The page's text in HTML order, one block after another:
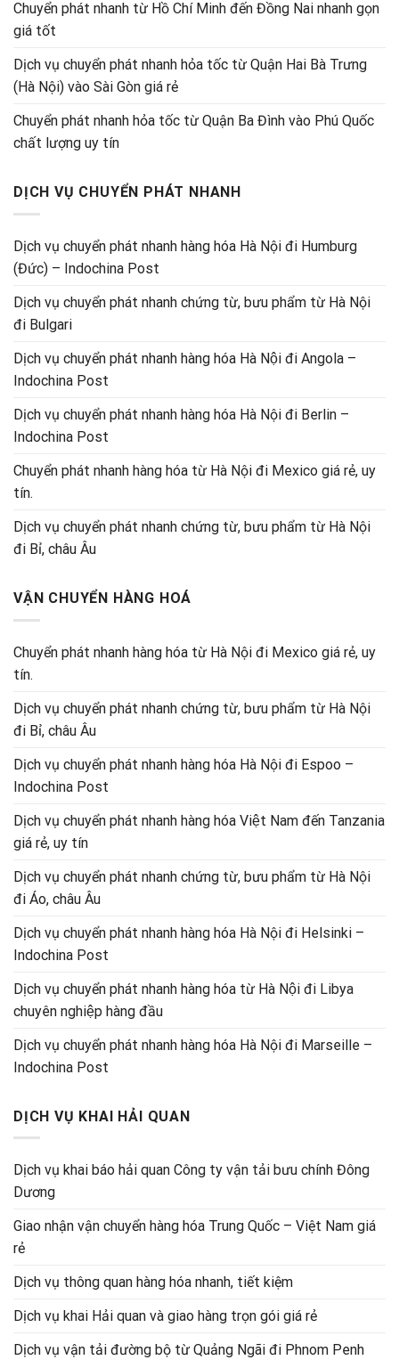
Chuyển phát nhanh từ Hồ Chí Minh đến Đồng Nai nhanh gọn
giá tốt
Dịch vụ chuyển phát nhanh hỏa tốc từ Quận Hai Bà Trưng
(Hà Nội) vào Sài Gòn giá rẻ
Chuyển phát nhanh hỏa tốc từ Quận Ba Đình vào Phú Quốc
chất lượng uy tín
DỊCH VỤ CHUYỂN PHÁT NHANH
Dịch vụ chuyển phát nhanh hàng hóa Hà Nội đi Humburg
(Đức) – Indochina Post
Dịch vụ chuyển phát nhanh chứng từ, bưu phẩm từ Hà Nội
đi Bulgari
Dịch vụ chuyển phát nhanh hàng hóa Hà Nội đi Angola –
Indochina Post
Dịch vụ chuyển phát nhanh hàng hóa Hà Nội đi Berlin –
Indochina Post
Chuyển phát nhanh hàng hóa từ Hà Nội đi Mexico giá rẻ, uy
tín.
Dịch vụ chuyển phát nhanh chứng từ, bưu phẩm từ Hà Nội
đi Bỉ, châu Âu
VẬN CHUYỂN HÀNG HOÁ
Chuyển phát nhanh hàng hóa từ Hà Nội đi Mexico giá rẻ, uy
tín.
Dịch vụ chuyển phát nhanh chứng từ, bưu phẩm từ Hà Nội
đi Bỉ, châu Âu
Dịch vụ chuyển phát nhanh hàng hóa Hà Nội đi Espoo –
Indochina Post
Dịch vụ chuyển phát nhanh hàng hóa Việt Nam đến Tanzania
giá rẻ, uy tín
Dịch vụ chuyển phát nhanh chứng từ, bưu phẩm từ Hà Nội
đi Áo, châu Âu
Dịch vụ chuyển phát nhanh hàng hóa Hà Nội đi Helsinki –
Indochina Post
Dịch vụ chuyển phát nhanh hàng hóa từ Hà Nội đi Libya
chuyên nghiệp hàng đầu
Dịch vụ chuyển phát nhanh hàng hóa Hà Nội đi Marseille –
Indochina Post
DỊCH VỤ KHAI HẢI QUAN
Dịch vụ khai báo hải quan Công ty vận tải bưu chính Đông
Dương
Giao nhận vận chuyển hàng hóa Trung Quốc – Việt Nam giá
rẻ
Dịch vụ thông quan hàng hóa nhanh, tiết kiệm
Dịch vụ khai Hải quan và giao hàng trọn gói giá rẻ
Dịch vụ vận tải đường bộ từ Quảng Ngãi đi Phnom Penh